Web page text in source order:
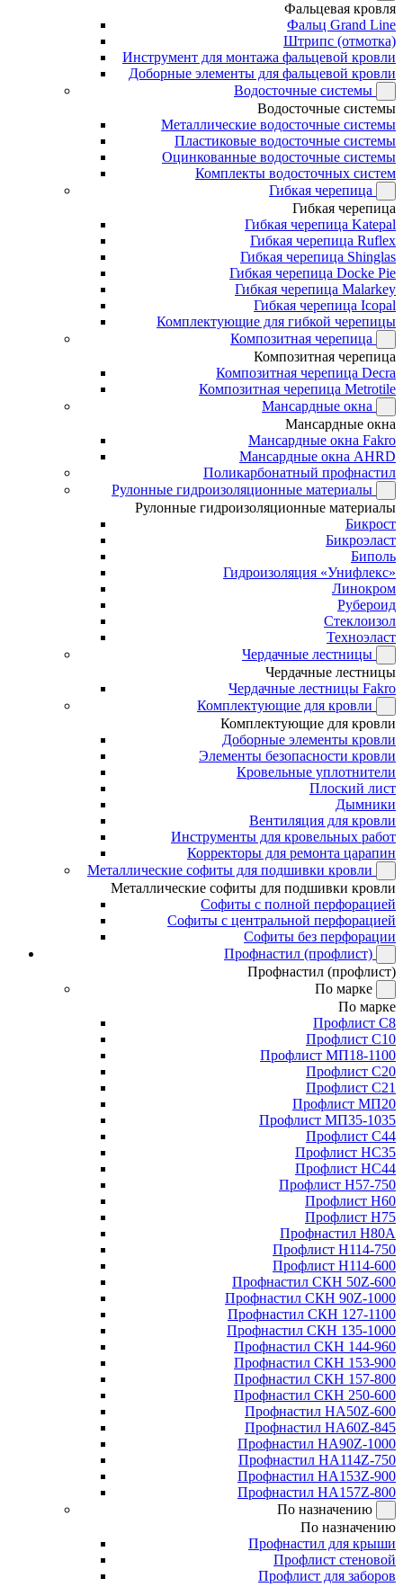
Фальцевая кровля
Фальц Grand Line
Штрипс (отмотка)
Инструмент для монтажа фальцевой кровли
Доборные элементы для фальцевой кровли
Водосточные системы
Водосточные системы
Металлические водосточные системы
Пластиковые водосточные системы
Оцинкованные водосточные системы
Комплекты водосточных систем
Гибкая черепица
Гибкая черепица
Гибкая черепица Katepal
Гибкая черепица Ruflex
Гибкая черепица Shinglas
Гибкая черепица Docke Pie
Гибкая черепица Malarkey
Гибкая черепица Icopal
Комплектующие для гибкой черепицы
Композитная черепица
Композитная черепица
Композитная черепица Decra
Композитная черепица Metrotile
Мансардные окна
Мансардные окна
Мансардные окна Fakro
Мансардные окна AHRD
Поликарбонатный профнастил
Рулонные гидроизоляционные материалы
Рулонные гидроизоляционные материалы
Бикрост
Бикроэласт
Биполь
Гидроизоляция «Унифлекс»
Линокром
Рубероид
Стеклоизол
Техноэласт
Чердачные лестницы
Чердачные лестницы
Чердачные лестницы Fakro
Комплектующие для кровли
Комплектующие для кровли
Доборные элементы кровли
Элементы безопасности кровли
Кровельные уплотнители
Плоский лист
Дымники
Вентиляция для кровли
Инструменты для кровельных работ
Корректоры для ремонта царапин
Металлические софиты для подшивки кровли
Металлические софиты для подшивки кровли
Софиты с полной перфорацией
Софиты с центральной перфорацией
Софиты без перфорации
Профнастил (профлист)
Профнастил (профлист)
По марке
По марке
Профлист С8
Профлист С10
Профлист МП18-1100
Профлист С20
Профлист С21
Профлист МП20
Профлист МП35-1035
Профлист С44
Профлист НС35
Профлист НС44
Профлист Н57-750
Профлист Н60
Профлист Н75
Профнастил Н80А
Профлист Н114-750
Профлист Н114-600
Профнастил СКН 50Z-600
Профнастил СКН 90Z-1000
Профнастил СКН 127-1100
Профнастил СКН 135-1000
Профнастил СКН 144-960
Профнастил СКН 153-900
Профнастил СКН 157-800
Профнастил СКН 250-600
Профнастил НА50Z-600
Профнастил НА60Z-845
Профнастил НА90Z-1000
Профнастил НА114Z-750
Профнастил НА153Z-900
Профнастил НА157Z-800
По назначению
По назначению
Профнастил для крыши
Профлист стеновой
Профлист для заборов